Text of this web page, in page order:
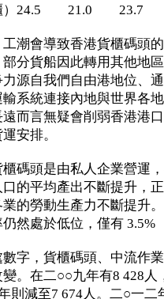
櫃）24.5 21.0
會導致香港貨櫃碼頭的
分貨船因此轉用其他地
源自我們自由港地位、
系統連接內地與世界各
而言無疑會削弱香港港
安排。
櫃碼頭是由私人企業營運
的平均產出不斷提升，
的勞動生產力不斷提升
然處於低位，僅有 3.5%
，貨櫃碼頭、中流作業
。在二○○九年有8 428人
則減至7 674人。二○一